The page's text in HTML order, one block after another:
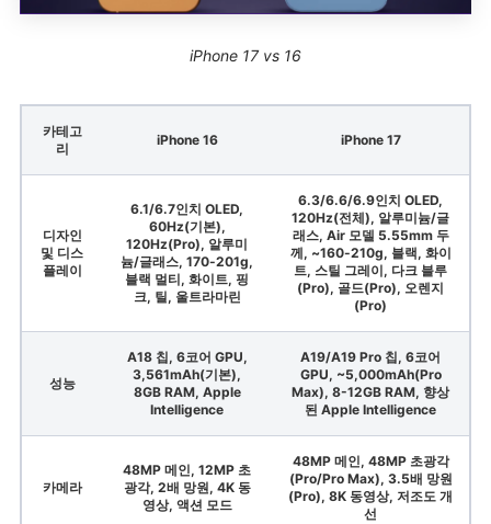
iPhone 17 vs 16
카테고
리
iPhone 16 iPhone 17
디자인
및 디스
플레이
6.1/6.7인치 OLED,
60Hz(기본),
120Hz(Pro), 알루미
늄/글래스, 170-201g,
블랙 멀티, 화이트, 핑
크, 틸, 울트라마린
6.3/6.6/6.9인치 OLED,
120Hz(전체), 알루미늄/글
래스, Air 모델 5.55mm 두
께, ~160-210g, 블랙, 화이
트, 스틸 그레이, 다크 블루
(Pro), 골드(Pro), 오렌지
(Pro)
성능
A18 칩, 6코어 GPU,
3,561mAh(기본),
8GB RAM, Apple
Intelligence
A19/A19 Pro 칩, 6코어
GPU, ~5,000mAh(Pro
Max), 8-12GB RAM, 향상
된 Apple Intelligence
카메라
48MP 메인, 12MP 초
광각, 2배 망원, 4K 동
영상, 액션 모드
48MP 메인, 48MP 초광각
(Pro/Pro Max), 3.5배 망원
(Pro), 8K 동영상, 저조도 개
선